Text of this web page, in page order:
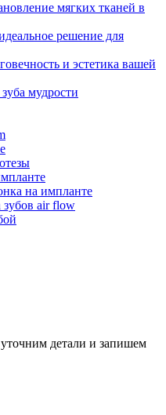
мягких тканей в
решение для
и эстетика вашей
мудрости
на импланте
зубов air flow
детали и запишем